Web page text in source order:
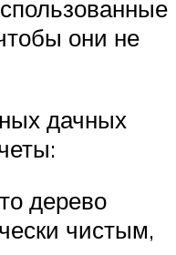
они не
дачных
дерево
чистым,